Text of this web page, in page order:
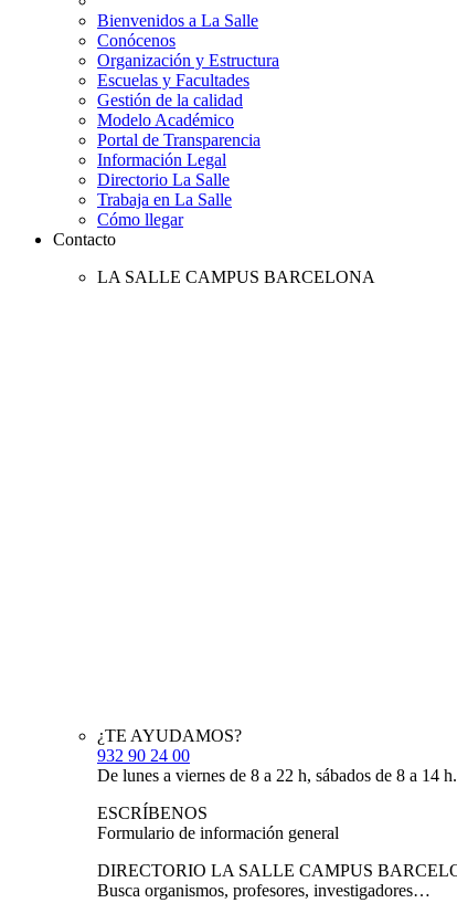
Bienvenidos a La Salle
Conócenos
Organización y Estructura
Escuelas y Facultades
Gestión de la calidad
Modelo Académico
Portal de Transparencia
Información Legal
Directorio La Salle
Trabaja en La Salle
Cómo llegar
Contacto
LA SALLE CAMPUS BARCELONA
¿TE AYUDAMOS?
932 90 24 00
De lunes a viernes de 8 a 22 h, sábados de 8 a 14 h.
ESCRÍBENOS
Formulario de información general
DIRECTORIO LA SALLE CAMPUS
Busca organismos, profesores, investigadores…